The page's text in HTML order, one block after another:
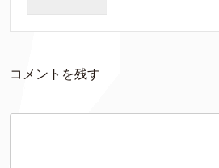
コメントを残す